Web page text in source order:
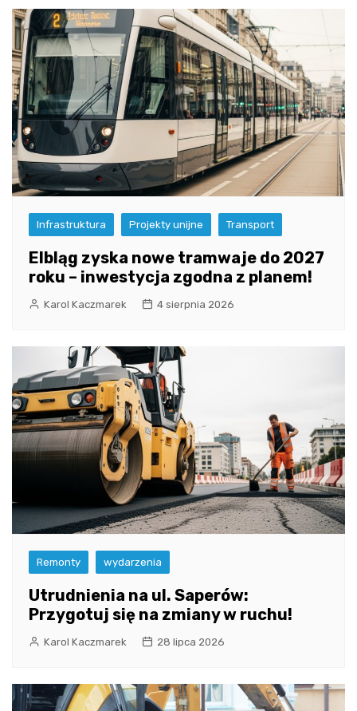
Infrastruktura Projekty unijne Transport
Elbląg zyska nowe tramwaje do 2027
roku – inwestycja zgodna z planem!
Karol Kaczmarek 4 sierpnia 2026
Remonty wydarzenia
Utrudnienia na ul. Saperów:
Przygotuj się na zmiany w ruchu!
Karol Kaczmarek 28 lipca 2026